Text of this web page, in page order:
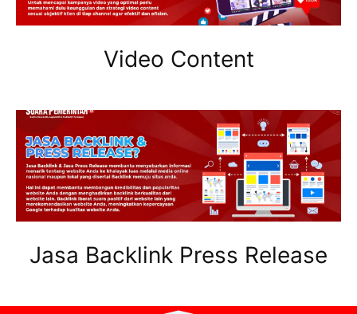
Video Content
Jasa Backlink Press Release